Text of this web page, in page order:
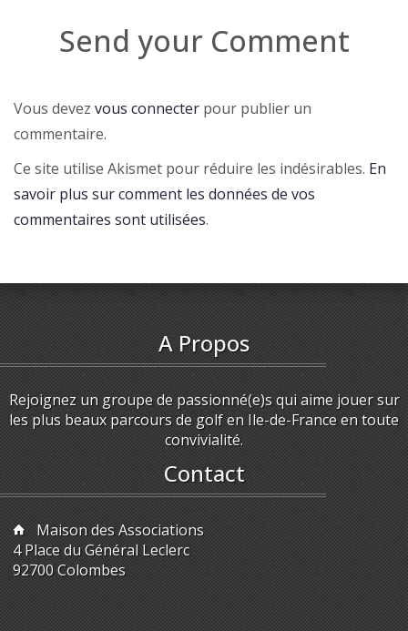
Send your Comment
Vous devez vous connecter pour publier un
commentaire.
Ce site utilise Akismet pour réduire les indésirables. En
savoir plus sur comment les données de vos
commentaires sont utilisées.
A Propos
Rejoignez un groupe de passionné(e)s qui aime jouer sur
les plus beaux parcours de golf en Ile-de-France en toute
convivialité.
Contact
Maison des Associations
4 Place du Général Leclerc
92700 Colombes